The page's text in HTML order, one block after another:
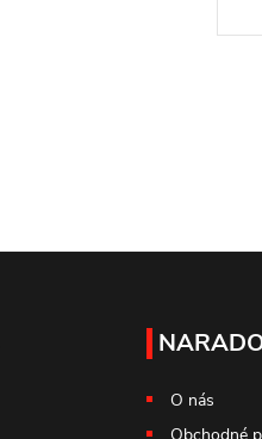
O nás
Obchodné